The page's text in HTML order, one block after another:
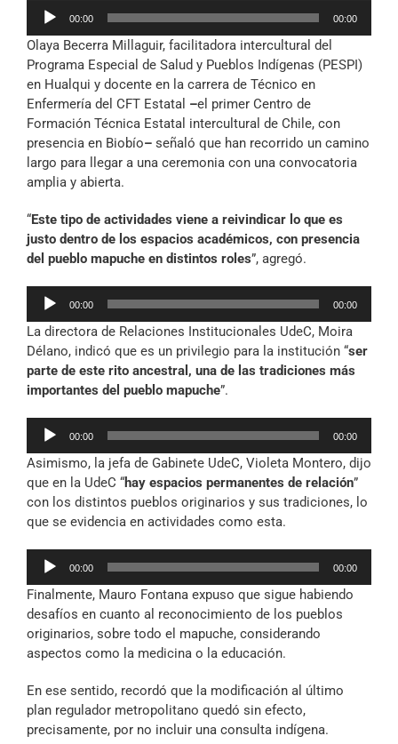
Reproductor
audio
00:00 00:00
Olaya Becerra Millaguir, facilitadora intercultural del
Programa Especial de Salud y Pueblos Indígenas (PESPI)
en Hualqui y docente en la carrera de Técnico en
Enfermería del CFT Estatal –el primer Centro de
Formación Técnica Estatal intercultural de Chile, con
presencia en Biobío– señaló que han recorrido un camino
largo para llegar a una ceremonia con una convocatoria
amplia y abierta.
“Este tipo de actividades viene a reivindicar lo que es
justo dentro de los espacios académicos, con presencia
del pueblo mapuche en distintos roles”, agregó.
Reproductor
audio
00:00 00:00
La directora de Relaciones Institucionales UdeC, Moira
Délano, indicó que es un privilegio para la institución “ser
parte de este rito ancestral, una de las tradiciones más
importantes del pueblo mapuche”.
Reproductor
audio
00:00 00:00
Asimismo, la jefa de Gabinete UdeC, Violeta Montero, dijo
que en la UdeC “hay espacios permanentes de relación”
con los distintos pueblos originarios y sus tradiciones, lo
que se evidencia en actividades como esta.
Reproductor
audio
00:00 00:00
Finalmente, Mauro Fontana expuso que sigue habiendo
desafíos en cuanto al reconocimiento de los pueblos
originarios, sobre todo el mapuche, considerando
aspectos como la medicina o la educación.
En ese sentido, recordó que la modificación al último
plan regulador metropolitano quedó sin efecto,
precisamente, por no incluir una consulta indígena.